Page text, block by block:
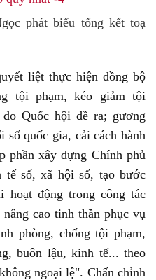
phát biểu tổng kết toạ
liệt thực hiện đồng bộ
tội phạm, kéo giảm tội
Quốc hội đề ra; gương
số quốc gia, cải cách hành
phần xây dựng Chính phủ
số, xã hội số, tạo bước
hoạt động trong công tác
cao tinh thần phục vụ
phòng, chống tội phạm,
buôn lậu, kinh tế... theo
ngoại lệ". Chấn chỉnh